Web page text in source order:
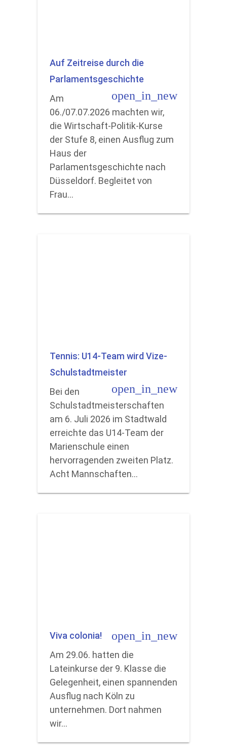
Auf Zeitreise durch die
Parlamentsgeschichte
open_in_new
Am
06./07.07.2026 machten wir,
die Wirtschaft-Politik-Kurse
der Stufe 8, einen Ausflug zum
Haus der
Parlamentsgeschichte nach
Düsseldorf. Begleitet von
Frau…
Tennis: U14-Team wird Vize-
Schulstadtmeister
open_in_new
Bei den
Schulstadtmeisterschaften
am 6. Juli 2026 im Stadtwald
erreichte das U14-Team der
Marienschule einen
hervorragenden zweiten Platz.
Acht Mannschaften…
Viva colonia! open_in_new
Am 29.06. hatten die
Lateinkurse der 9. Klasse die
Gelegenheit, einen spannenden
Ausflug nach Köln zu
unternehmen. Dort nahmen
wir…